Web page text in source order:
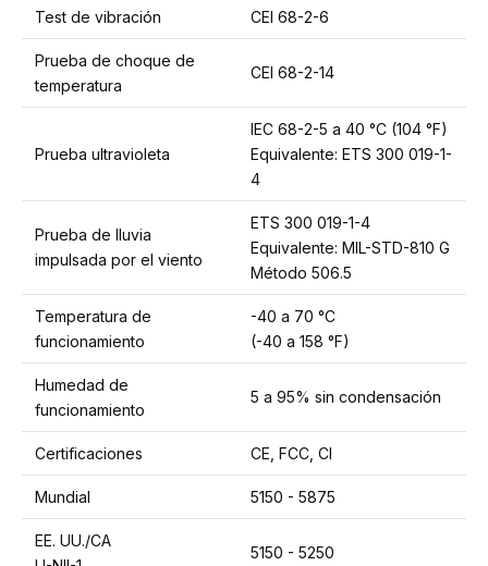
Test de vibración CEI 68-2-6
Prueba de choque de
temperatura
CEI 68-2-14
Prueba ultravioleta
IEC 68-2-5 a 40 °C (104 °F)
Equivalente: ETS 300 019-1-
4
Prueba de lluvia
impulsada por el viento
ETS 300 019-1-4
Equivalente: MIL-STD-810 G
Método 506.5
Temperatura de
funcionamiento
-40 a 70 °C
(-40 a 158 °F)
Humedad de
funcionamiento
5 a 95% sin condensación
Certificaciones CE, FCC, CI
Mundial 5150 - 5875
EE. UU./CA
5150 - 5250